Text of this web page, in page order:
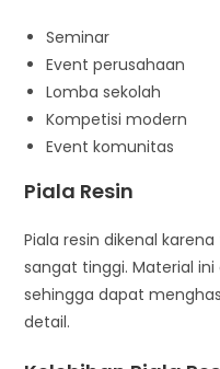
Seminar
Event perusahaan
Lomba sekolah
Kompetisi modern
Event komunitas
Piala Resin
Piala resin dikenal
sangat tinggi. Material
sehingga dapat
detail.